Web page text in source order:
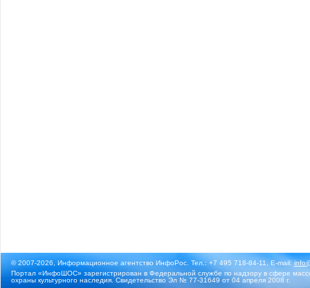
© 2007-2026, Информационное агентство ИнфоРос. Тел.: +7 495 718-84-11, E-mail:
Портал «ИнфоШОС» зарегистрирован в Федеральной службе по надзору в сфере
охраны культурного наследия. Свидетельство Эл № 77-31649 от 04 апреля 2008 г.